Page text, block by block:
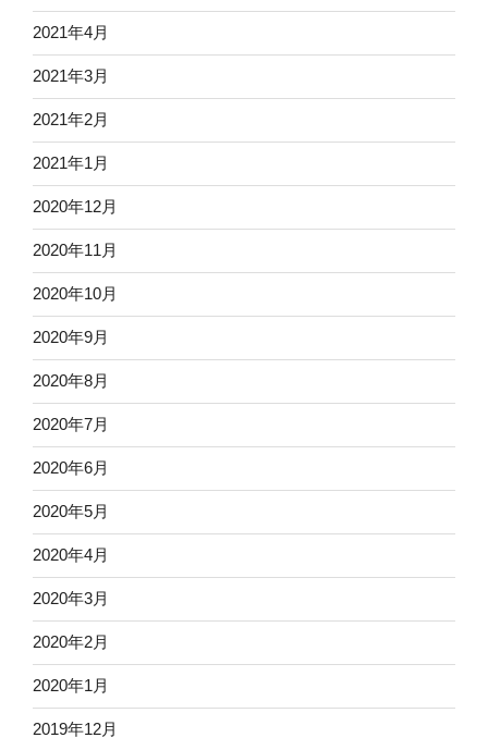
2021年4月
2021年3月
2021年2月
2021年1月
2020年12月
2020年11月
2020年10月
2020年9月
2020年8月
2020年7月
2020年6月
2020年5月
2020年4月
2020年3月
2020年2月
2020年1月
2019年12月